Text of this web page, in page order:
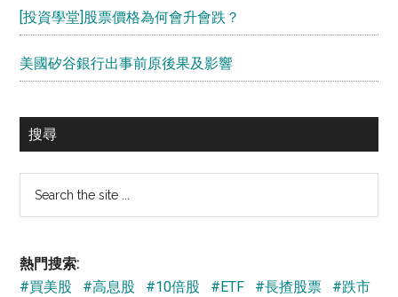
[投資學堂]股票價格為何會升會跌？
美國矽谷銀行出事前原後果及影響
搜尋
...
熱門搜索:
#買美股
#高息股 #10倍股 #ETF #長揸股票
#跌市